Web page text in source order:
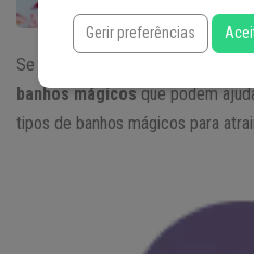
Se o que sente em sua vida é falta
banhos mágicosque podem
tipos de banhos mágicos para
Gerir preferências